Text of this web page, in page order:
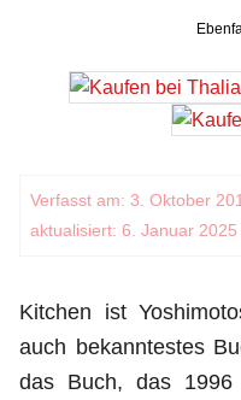
Verfasst am: 3. Oktober
aktualisiert: 6. Januar 2025
Kitchen ist
auch bekanntestes
das Buch, das